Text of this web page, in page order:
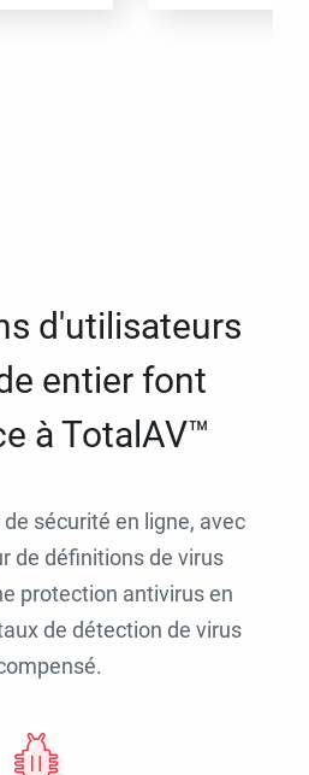
d'utilisateurs
entier font
à TotalAV™
sécurité en ligne, avec
de définitions de virus
protection antivirus en
de détection de virus